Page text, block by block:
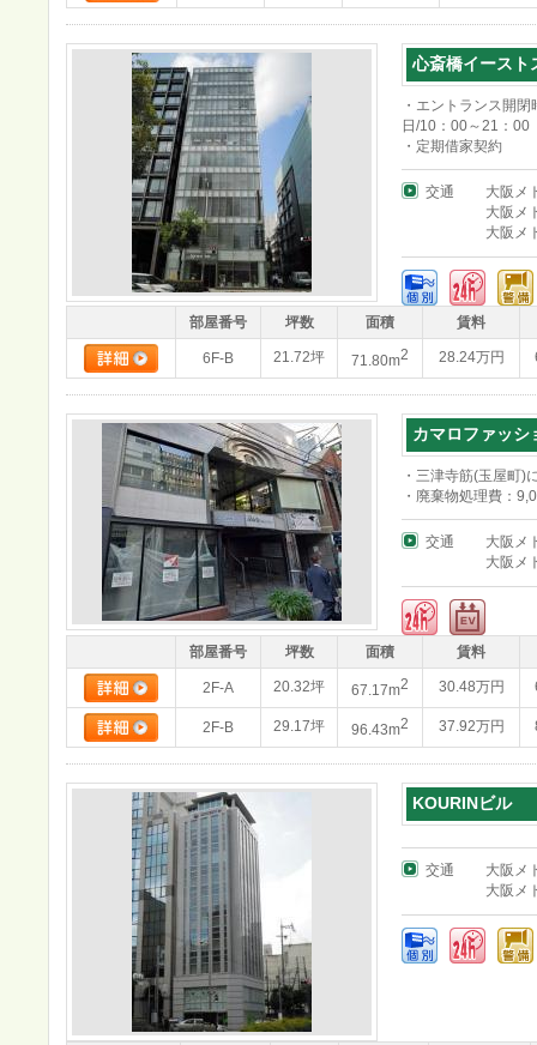
心斎橋イースト
・エントランス開
日/10：00～21：00
・定期借家契約
交通
大阪メ
大阪メ
大阪メ
部屋番号 坪数 面積 賃料
6F-B 21.72坪 71.80m2 28.24万円
カマロファッシ
・三津寺筋(玉屋町)
・廃棄物処理費：
交通
大阪メ
大阪メ
部屋番号 坪数 面積 賃料
2F-A 20.32坪 67.17m2 30.48万円
2F-B 29.17坪 96.43m2 37.92万円
KOURINビル
交通
大阪メ
大阪メ